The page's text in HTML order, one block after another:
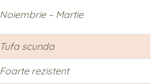
Noiembrie – Martie
Tufa scunda
Foarte rezistent